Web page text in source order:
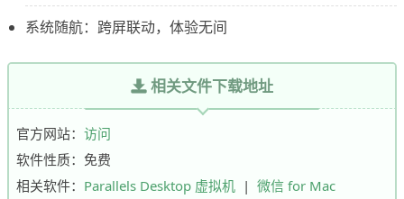
系统随航：跨屏联动，体验无间
相关文件下载地址
官方网站： 访问
软件性质：免费
相关软件： Parallels Desktop 虚拟机 | 微信 for Mac